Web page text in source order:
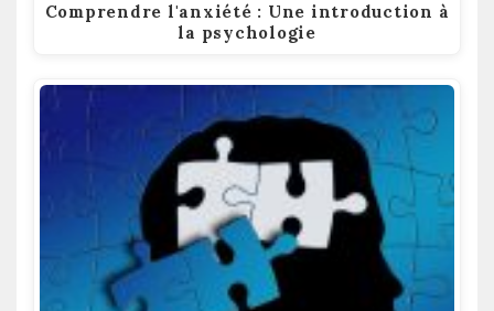
Comprendre l'anxiété : Une introduction à
la psychologie